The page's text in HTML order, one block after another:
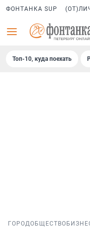
ФОНТАНКА SUP
Топ-10, куда поехать
ГОРОДОБЩЕСТВО